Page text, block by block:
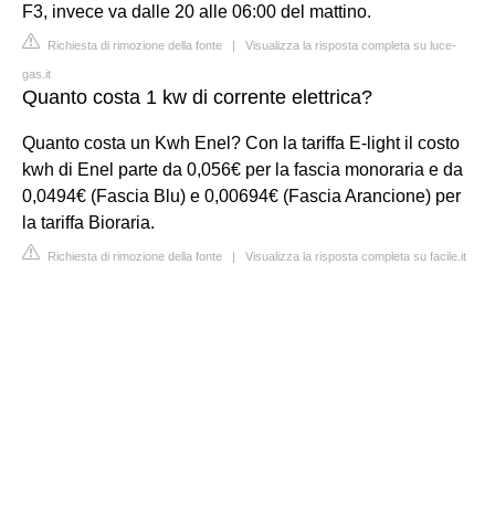
F3, invece va dalle 20 alle 06:00 del mattino.
Richiesta di rimozione della fonte | Visualizza la risposta completa su luce-
gas.it
Quanto costa 1 kw di corrente elettrica?
Quanto costa un Kwh Enel? Con la tariffa E-light il costo
kwh di Enel parte da 0,056€ per la fascia monoraria e da
0,0494€ (Fascia Blu) e 0,00694€ (Fascia Arancione) per
la tariffa Bioraria.
Richiesta di rimozione della fonte | Visualizza la risposta completa su facile.it